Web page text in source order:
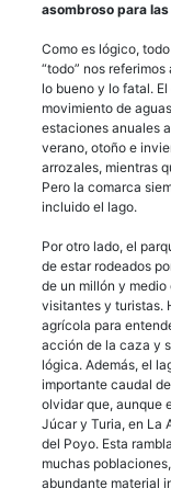
asombroso para las
Como es lógico,
“todo” nos
lo bueno y lo fatal.
movimiento de
estaciones anuales
verano, otoño e
arrozales, mientras
Pero la comarca
incluido el lago.
Por otro lado, el
de estar rodeados
de un millón y medio
visitantes y turistas.
agrícola para
acción de la caza y
lógica. Además, el
importante caudal
olvidar que, aunque
Júcar y Turia, en La
del Poyo. Esta
muchas
abundante material